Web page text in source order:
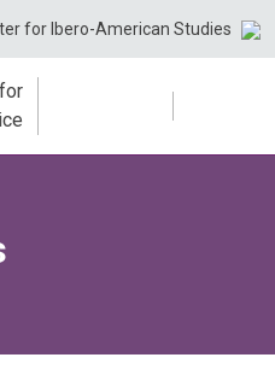
for Ibero-American Studies